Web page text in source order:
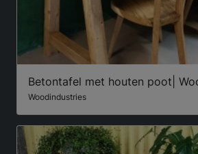
Betontafel met houten poot|
Woodindustries